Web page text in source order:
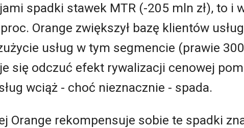
spadki stawek MTR (-205 mln zł), to i
Orange zwiększył bazę klientów
usług w tym segmencie (prawie
się odczuć efekt rywalizacji cenowej
wciąż - choć nieznacznie - spada.
Orange rekompensuje sobie te spadki